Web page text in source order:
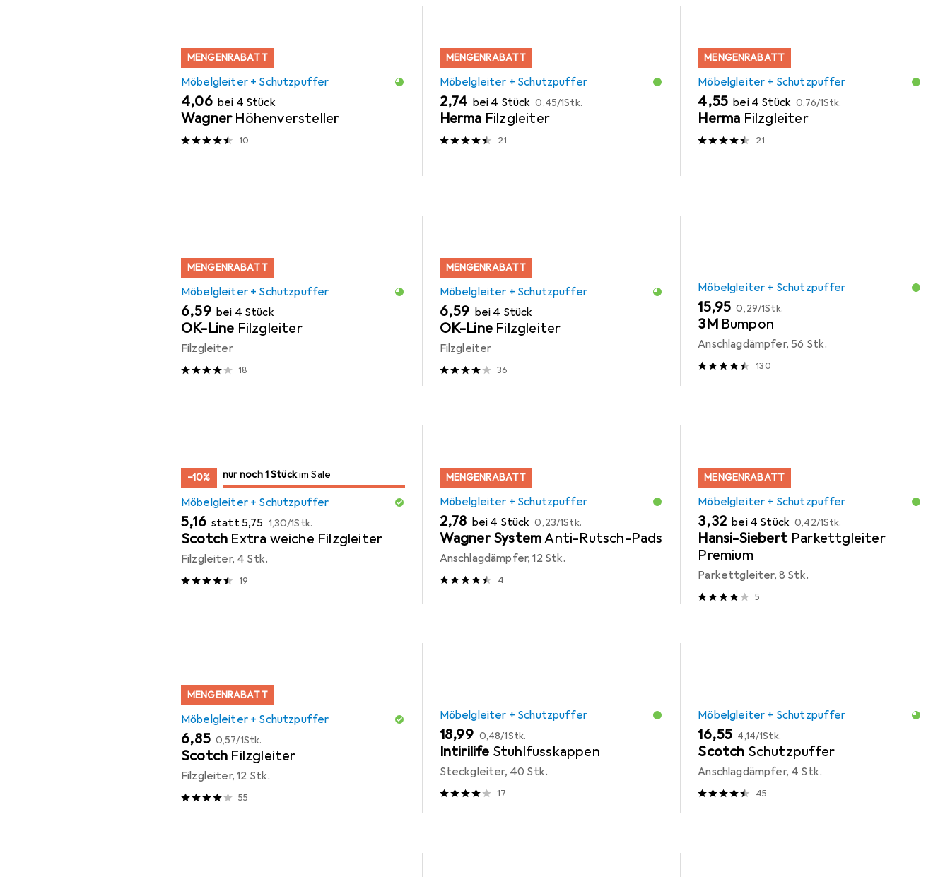
MENGENRABATT
Möbelgleiter + Schutzpuffer
EUR
4,06 bei 4 Stück
Wagner Höhenversteller
10
MENGENRABATT
Möbelgleiter + Schutzpuffer
EUR
2,74 bei 4 Stück EUR
0,45/1Stk.
Herma Filzgleiter
21
MENGENRABATT
Möbelgleiter + Schutzpuffer
EUR
4,55 bei 4 Stück EUR
0,76/1Stk.
Herma Filzgleiter
21
MENGENRABATT
Möbelgleiter + Schutzpuffer
EUR
6,59 bei 4 Stück
OK-Line Filzgleiter
Filzgleiter
18
MENGENRABATT
Möbelgleiter + Schutzpuffer
EUR
6,59 bei 4 Stück
OK-Line Filzgleiter
Filzgleiter
36
Möbelgleiter + Schutzpuffer
EUR
15,95 EUR
0,29/1Stk.
3M Bumpon
Anschlagdämpfer, 56 Stk.
130
−10% noch 1 Stückim Sale
nur noch 1 Stückim Sale
Möbelgleiter + Schutzpuffer
EUR
5,16 statt EUR
5,75 EUR
1,30/1Stk.
Scotch Extra weiche Filzgleiter
Filzgleiter, 4 Stk.
19
MENGENRABATT
Möbelgleiter + Schutzpuffer
EUR
2,78 bei 4 Stück EUR
0,23/1Stk.
Wagner SystemAnti-Rutsch-Pads
Anschlagdämpfer, 12 Stk.
4
MENGENRABATT
Möbelgleiter + Schutzpuffer
EUR
3,32 bei 4 Stück EUR
0,42/1Stk.
Hansi-Siebert Parkettgleiter
Premium
Parkettgleiter, 8 Stk.
5
MENGENRABATT
Möbelgleiter + Schutzpuffer
EUR
6,85 EUR
0,57/1Stk.
Scotch Filzgleiter
Filzgleiter, 12 Stk.
55
Möbelgleiter + Schutzpuffer
EUR
18,99 EUR
0,48/1Stk.
Intirilife Stuhlfusskappen
Steckgleiter, 40 Stk.
17
Möbelgleiter + Schutzpuffer
EUR
16,55 EUR
4,14/1Stk.
Scotch Schutzpuffer
Anschlagdämpfer, 4 Stk.
45